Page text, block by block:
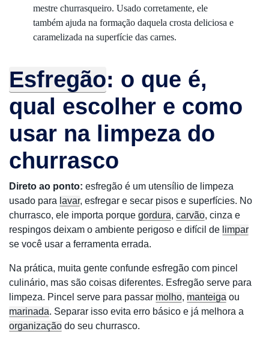
mestre churrasqueiro. Usado corretamente, ele
também ajuda na formação daquela crosta deliciosa e
caramelizada na superfície das carnes.
Esfregão: o que é,
qual escolher e como
usar na limpeza do
churrasco
Direto ao ponto: esfregão é um utensílio de limpeza
usado para lavar, esfregar e secar pisos e superfícies. No
churrasco, ele importa porque gordura, carvão, cinza e
respingos deixam o ambiente perigoso e difícil de limpar
se você usar a ferramenta errada.
Na prática, muita gente confunde esfregão com pincel
culinário, mas são coisas diferentes. Esfregão serve para
limpeza. Pincel serve para passar molho, manteiga ou
marinada. Separar isso evita erro básico e já melhora a
organização do seu churrasco.